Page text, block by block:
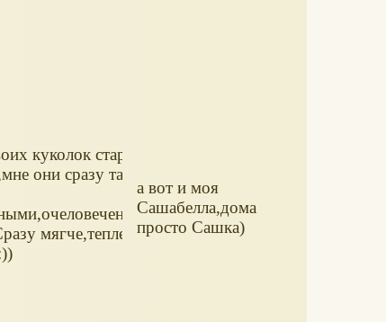
куколок стараюсь
они сразу такими
мягче,теплее
а вот и моя
Сашабелла,дома
просто Сашка)